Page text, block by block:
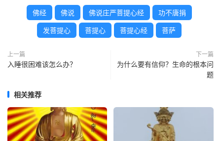
佛经 佛说 佛说庄严菩提心经 功不唐捐
发菩提心 菩提心 菩提心经 菩萨
上一篇
入睡很困难该怎么办？
下一篇
为什么要有信仰？生命的根本问
题
相关推荐